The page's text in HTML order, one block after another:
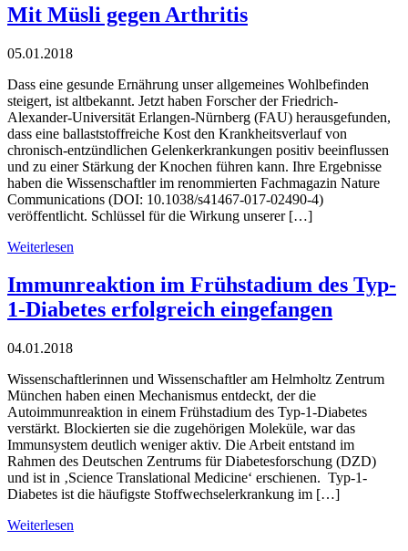
Mit Müsli gegen Arthritis
05.01.2018
Dass eine gesunde Ernährung unser allgemeines Wohlbefinden
steigert, ist altbekannt. Jetzt haben Forscher der Friedrich-
Alexander-Universität Erlangen-Nürnberg (FAU) herausgefunden,
dass eine ballaststoffreiche Kost den Krankheitsverlauf von
chronisch-entzündlichen Gelenkerkrankungen positiv beeinflussen
und zu einer Stärkung der Knochen führen kann. Ihre Ergebnisse
haben die Wissenschaftler im renommierten Fachmagazin Nature
Communications (DOI: 10.1038/s41467-017-02490-4)
veröffentlicht. Schlüssel für die Wirkung unserer […]
Weiterlesen
Immunreaktion im Frühstadium des Typ-
1-Diabetes erfolgreich eingefangen
04.01.2018
Wissenschaftlerinnen und Wissenschaftler am Helmholtz Zentrum
München haben einen Mechanismus entdeckt, der die
Autoimmunreaktion in einem Frühstadium des Typ-1-Diabetes
verstärkt. Blockierten sie die zugehörigen Moleküle, war das
Immunsystem deutlich weniger aktiv. Die Arbeit entstand im
Rahmen des Deutschen Zentrums für Diabetesforschung (DZD)
und ist in ‚Science Translational Medicine‘ erschienen. Typ-1-
Diabetes ist die häufigste Stoffwechselerkrankung im […]
Weiterlesen